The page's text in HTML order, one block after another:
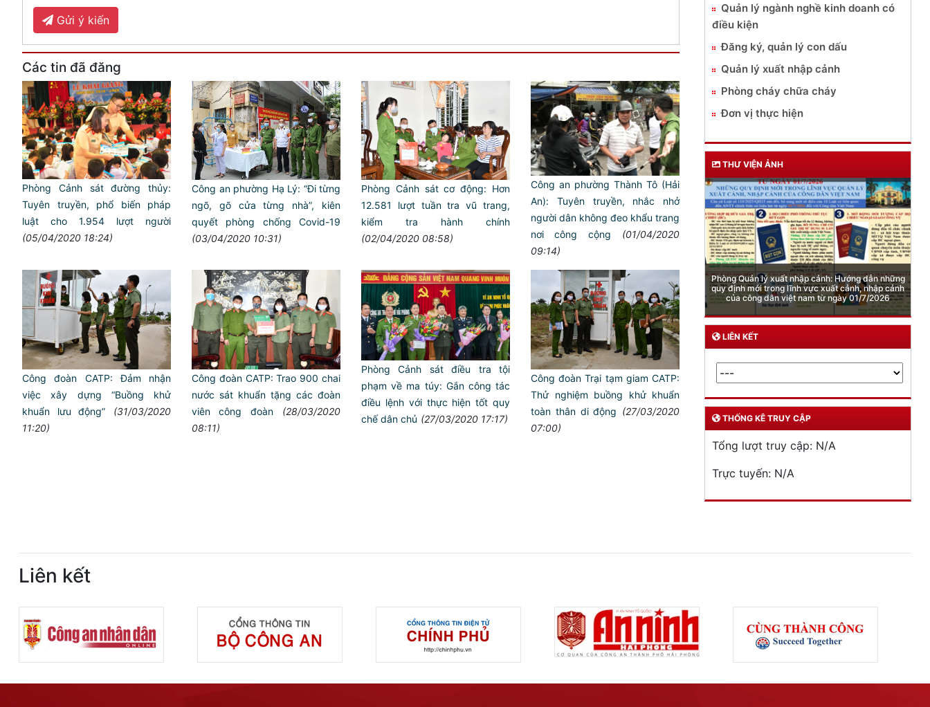
Gửi ý kiến
Các tin đã đăng
Phòng Cảnh sát đường thủy:
Tuyên truyền, phổ biến pháp
luật cho 1.954 lượt người
(05/04/2020 18:24)
Công an phường Hạ Lý: “Đi từng
ngõ, gõ cửa từng nhà”, kiên
quyết phòng chống Covid-19
(03/04/2020 10:31)
Phòng Cảnh sát cơ động: Hơn
12.581 lượt tuần tra vũ trang,
kiểm tra hành chính
(02/04/2020 08:58)
Công an phường Thành Tô (Hải
An): Tuyên truyền, nhắc nhở
người dân không đeo khẩu trang
nơi công cộng
(01/04/2020
09:14)
Công đoàn CATP: Đảm nhận
việc xây dựng “Buồng khử
khuẩn lưu động”
(31/03/2020
11:20)
Công đoàn CATP: Trao 900 chai
nước sát khuẩn tặng các đoàn
viên công đoàn
(28/03/2020
08:11)
Phòng Cảnh sát điều tra tội
phạm về ma túy: Gắn công tác
điều lệnh với thực hiện tốt quy
chế dân chủ (27/03/2020 17:17)
Công đoàn Trại tạm giam CATP:
Thử nghiệm buồng khử khuẩn
toàn thân di động (27/03/2020
07:00)
Quản lý ngành nghề kinh doanh có
điều kiện
Đăng ký, quản lý con dấu
Quản lý xuất nhập cảnh
Phòng cháy chữa cháy
Đơn vị thực hiện
THƯ VIỆN ẢNH
Phòng Quản lý xuất nhập cảnh: Hướng dẫn những
quy định mới trong lĩnh vực xuất cảnh, nhập cảnh
của công dân việt nam từ ngày 01/7/2026
Cảnh báo việc sử dụng “Pod chill” chứa Etomidate
LIÊN KẾT
THỐNG KÊ TRUY CẬP
Tổng lượt truy cập: N/A
Trực tuyến: N/A
Liên kết